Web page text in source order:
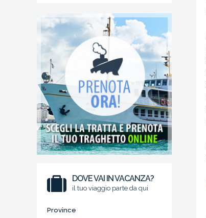
DOVE VAI IN VACANZA?
il tuo viaggio parte da qui
Province